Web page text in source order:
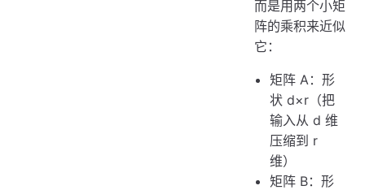
而是用两个小矩
阵的乘积来近似
它：
矩阵 A：形
状 d×r（把
输入从 d 维
压缩到 r
维）
矩阵 B：形